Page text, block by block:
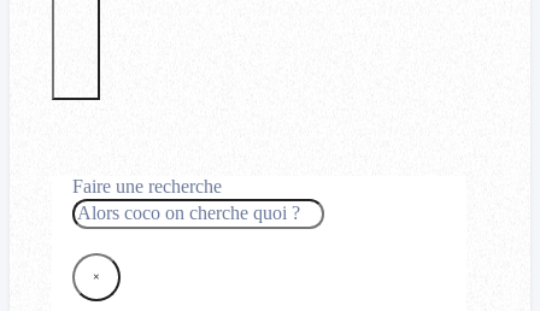
Faire une recherche
Rechercher
×